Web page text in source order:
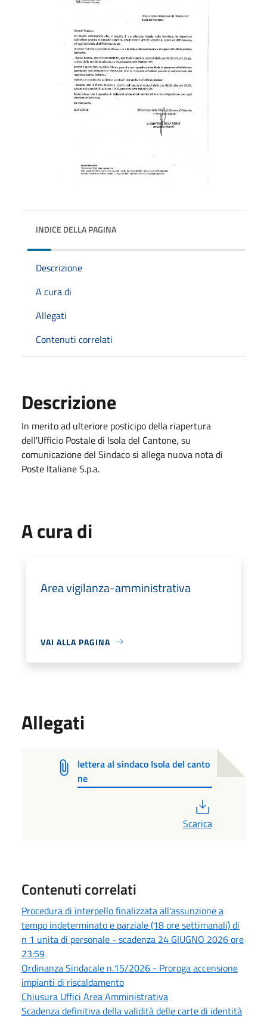
INDICE DELLA PAGINA
Descrizione
A cura di
Allegati
Contenuti correlati
Descrizione
In merito ad ulteriore posticipo della riapertura
dell'Ufficio Postale di Isola del Cantone, su
comunicazione del Sindaco si allega nuova nota di
Poste Italiane S.p.a.
A cura di
Area vigilanza-amministrativa
VAI ALLA PAGINA
Allegati
lettera al sindaco Isola del canto
ne
Scarica
Contenuti correlati
Procedura di interpello finalizzata all'assunzione a
tempo indeterminato e parziale (18 ore settimanali) di
n 1 unita di personale - scadenza 24 GIUGNO 2026 ore
23:59
Ordinanza Sindacale n.15/2026 - Proroga accensione
impianti di riscaldamento
Chiusura Uffici Area Amministrativa
Scadenza definitiva della validità delle carte di identità